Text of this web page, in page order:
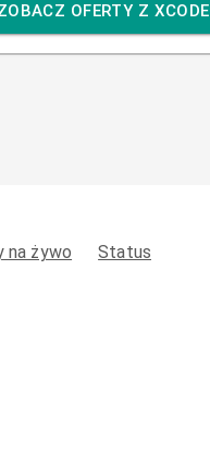
OFERTY Z XCODE
na żywo Status